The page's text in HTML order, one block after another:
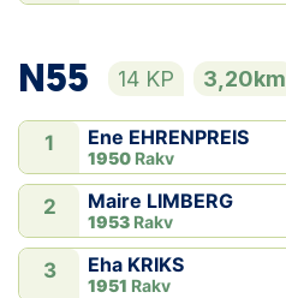
N55 14 KP 3,20km
1 Ene EHRENPREIS
1950 Rakv
2 Maire LIMBERG
1953 Rakv
3 Eha KRIKS
1951 Rakv